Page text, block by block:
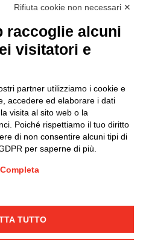
con noi
-Cookies-Modifica preferenze
e controllo – D. lgs.
di vendita DKC Europe
DKC Power Solutions
di acquisto
etico
Rifiuta cookie non necessari ✕
raccoglie alcuni
visitatori e
partner utilizziamo i cookie e
accedere ed elaborare i dati
visita al sito web o la
Poiché rispettiamo il tuo diritto
di non consentire alcuni tipi di
per saperne di più.
TUTTO